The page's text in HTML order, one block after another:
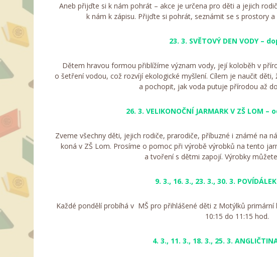
Aneb přijďte si k nám pohrát – akce je určena pro děti a jejich
k nám k zápisu. Přijďte si pohrát, seznámit se s prostory a
23. 3. SVĚTOVÝ DEN VODY –
Dětem hravou formou přiblížíme význam vody, její koloběh v
o šetření vodou, což rozvíjí ekologické myšlení. Cílem je naučit
a pochopit, jak voda putuje přírodou až
26. 3. VELIKONOČNÍ JARMARK V ZŠ LOM
Zveme všechny děti, jejich rodiče, prarodiče, příbuzné i známé na
koná v ZŠ Lom. Prosíme o pomoc při výrobě výrobků na tento
a tvoření s dětmi zapojí. Výrobky
9. 3., 16. 3., 23. 3., 30. 3. POVÍDÁLEK
Každé pondělí probíhá v MŠ pro přihlášené děti z Motýlků primární
10:15 do 11:15 hod.
4. 3., 11. 3., 18. 3., 25. 3.